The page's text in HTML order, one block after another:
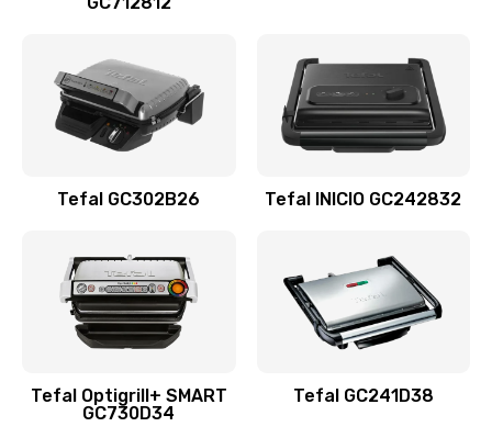
Tefal GC302B26 Tefal INICIO GC242832
Tefal Optigrill+ SMART
GC730D34
Tefal GC241D38